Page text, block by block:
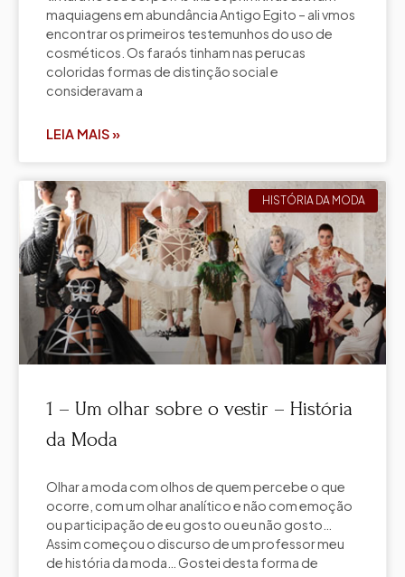
maquiagens em abundância Antigo Egito – ali vmos
encontrar os primeiros testemunhos do uso de
cosméticos. Os faraós tinham nas perucas
coloridas formas de distinção social e
consideravam a
LEIA MAIS »
HISTÓRIA DA MODA
1 – Um olhar sobre o vestir – História
da Moda
Olhar a moda com olhos de quem percebe o que
ocorre, com um olhar analítico e não com emoção
ou participação de eu gosto ou eu não gosto…
Assim começou o discurso de um professor meu
de história da moda… Gostei desta forma de